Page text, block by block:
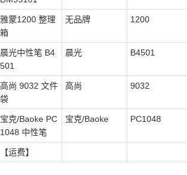
雅蒙1200 整理
箱
无品牌 1200
晨光中性笔 B4
501
晨光 B4501
高尚 9032 文件
袋
高尚 9032
宝克/Baoke PC
1048 中性笔
宝克/Baoke PC1048
【运费】